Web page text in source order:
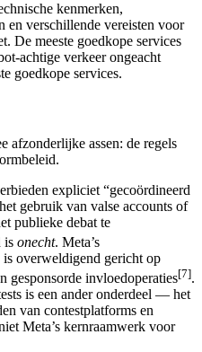
kenmerken,
en verschillende vereisten voor
De meeste goedkope services
achtige verkeer ongeacht
goedkope services.
afzonderlijke assen: de regels
expliciet “gecoördineerd
gebruik van valse accounts of
publieke debat te
is onecht. Meta’s
overweldigend gericht op
gesponsorde invloedoperaties[7].
is een ander onderdeel — het
van contestplatforms en
Meta’s kernraamwerk voor